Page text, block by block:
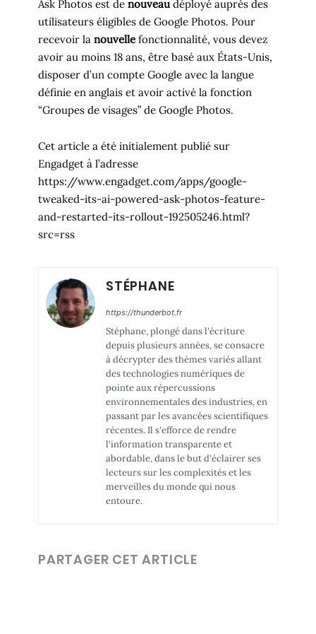
Ask Photos est de nouveaudéployé auprès des
utilisateurs éligibles de Google Photos. Pour
recevoir la nouvelle fonctionnalité, vous devez
avoir au moins 18 ans, être basé aux États-Unis,
disposer d’un compte Google avec la langue
définie en anglais et avoir activé la fonction
“Groupes de visages” de Google Photos.
Cet article a été initialement publié sur
Engadget à l’adresse
https://www.engadget.com/apps/google-
tweaked-its-ai-powered-ask-photos-feature-
and-restarted-its-rollout-192505246.html?
src=rss
STÉPHANE
https://thunderbot.fr
Stéphane, plongé dans l'écriture
depuis plusieurs années, se consacre
à décrypter des thèmes variés allant
des technologies numériques de
pointe aux répercussions
environnementales des industries, en
passant par les avancées scientifiques
récentes. Il s'efforce de rendre
l'information transparente et
abordable, dans le but d'éclairer ses
lecteurs sur les complexités et les
merveilles du monde qui nous
entoure.
PARTAGER CET ARTICLE